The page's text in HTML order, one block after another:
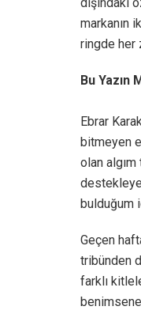
markanın
ringde her
Bu Yazın
Ebrar
bitmeyen
olan
bulduğum
Geçen
tribünden
farklı